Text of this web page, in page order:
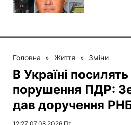
Головна » Життя » Зміни
В Україні
порушення ПДР:
дав доручення